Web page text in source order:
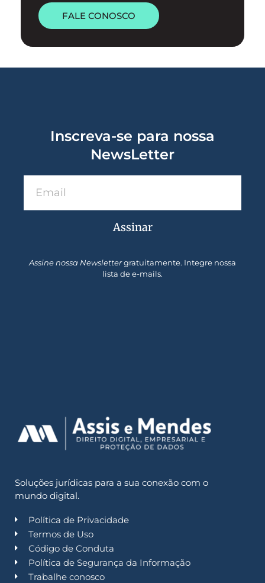
FALE CONOSCO
Inscreva-se para nossa
NewsLetter
Assinar
Assine nossa Newslettergratuitamente. Integre nossa
lista de e-mails.
Soluções jurídicas para a sua conexão com o
mundo digital.
Política de Privacidade
Termos de Uso
Código de Conduta
Política de Segurança da Informação
Trabalhe conosco